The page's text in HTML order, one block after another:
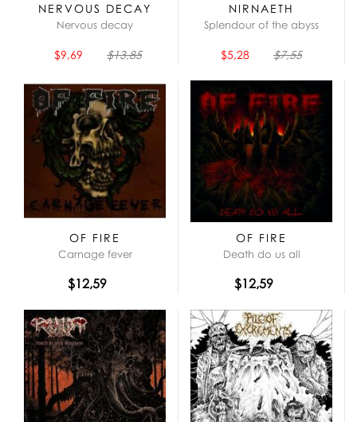
NERVOUS DECAY
Nervous decay
$9,69 $13,85
NIRNAETH
Splendour of the abyss
$5,28 $7,55
OF FIRE
Carnage fever
$12,59
OF FIRE
Death do us all
$12,59